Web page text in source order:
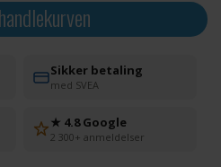
Sikker betaling
med SVEA
★ 4.8 Google
2 300+ anmeldelser